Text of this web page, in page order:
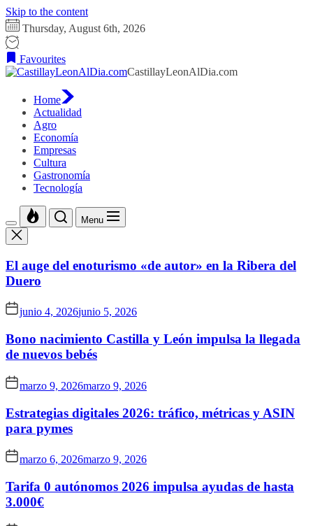
Skip to the content
Thursday, August 6th, 2026
Favourites
CastillayLeonAlDia.com
Home
Actualidad
Agro
Economía
Empresas
Cultura
Gastronomía
Tecnología
Menu
El auge del enoturismo «de autor» en la Ribera del
Duero
junio 4, 2026junio 5, 2026
Bono nacimiento Castilla y León impulsa la llegada
de nuevos bebés
marzo 9, 2026marzo 9, 2026
Estrategias digitales 2026: tráfico, métricas y ASIN
para pymes
marzo 6, 2026marzo 9, 2026
Tarifa 0 autónomos 2026 impulsa ayudas de hasta
3.000€